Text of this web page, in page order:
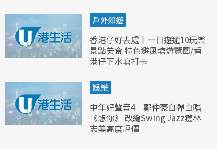
戶外郊遊
香港仔好去處丨一日遊逾10玩樂
景點美食 特色避風塘遊覽團/香
港仔下水塘打卡
娛樂
中年好聲音4｜鄭仲豪自彈自唱
《想你》 改編Swing Jazz獲林
志美高度評價